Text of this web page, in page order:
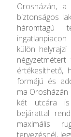
Orosházán,
biztonságos
háromtagú
külön
értékesíthető,
formájú és
ma Orosházán
két utcára is
bejárattal
maximális
tervezésnél,